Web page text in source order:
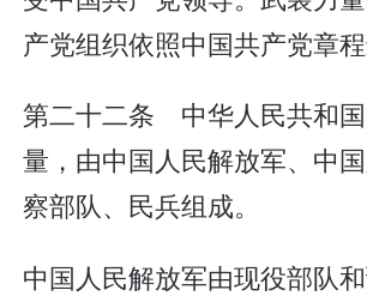
产党组织依照中国共产党章程
第二十二条 中华人民共和
量，由中国人民解放军、中
察部队、民兵组成。
中国人民解放军由现役部队